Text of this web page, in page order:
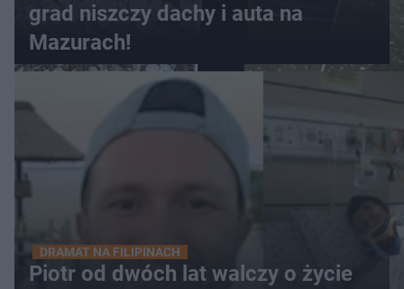
grad niszczy dachy i auta na
Mazurach!
DRAMAT NA FILIPINACH
Piotr od dwóch lat walczy o życie